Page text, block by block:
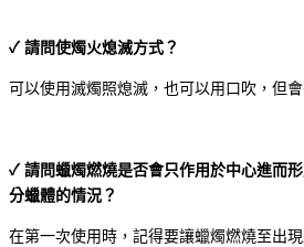
✓ 請問使燭火熄滅方式？
可以使用滅燭照熄滅，也可以用口吹，但會
✓ 請問蠟燭燃燒是否會只作用於中心進而
分蠟體的情況？
在第一次使用時，記得要讓蠟燭燃燒至出